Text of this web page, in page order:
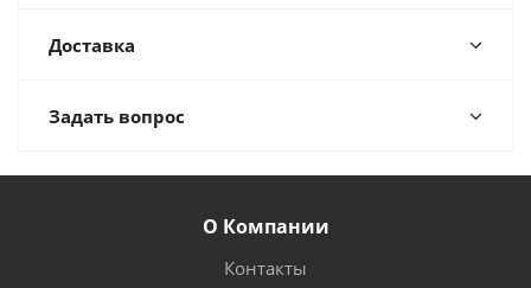
Доставка
Задать вопрос
О Компании
Контакты